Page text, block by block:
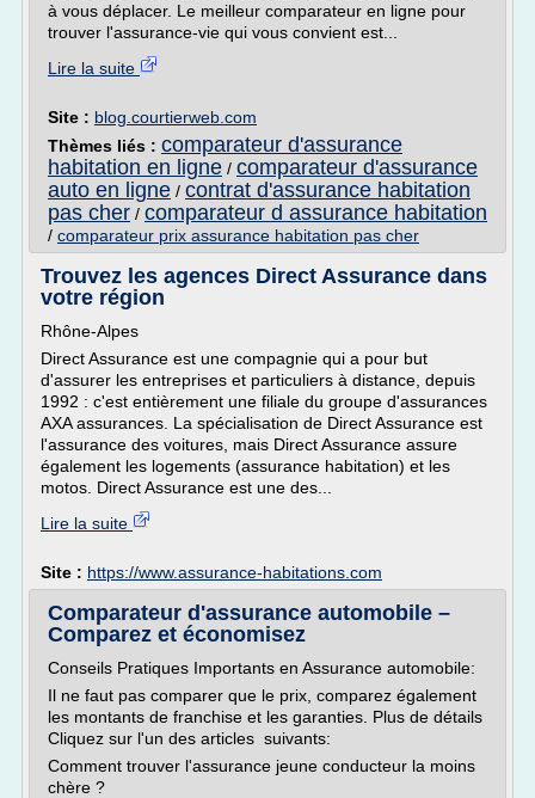
à vous déplacer. Le meilleur comparateur en ligne pour
trouver l'assurance-vie qui vous convient est...
Lire la suite
Site : blog.courtierweb.com
Thèmes liés : comparateur d'assurance
habitation en ligne / comparateur d'assurance
auto en ligne / contrat d'assurance habitation
pas cher / comparateur d assurance habitation
/ comparateur prix assurance habitation pas cher
Trouvez les agences Direct Assurance dans
votre région
Rhône-Alpes
Direct Assurance est une compagnie qui a pour but
d'assurer les entreprises et particuliers à distance, depuis
1992 : c'est entièrement une filiale du groupe d'assurances
AXA assurances. La spécialisation de Direct Assurance est
l'assurance des voitures, mais Direct Assurance assure
également les logements (assurance habitation) et les
motos. Direct Assurance est une des...
Lire la suite
Site : https://www.assurance-habitations.com
Comparateur d'assurance automobile –
Comparez et économisez
Conseils Pratiques Importants en Assurance automobile:
Il ne faut pas comparer que le prix, comparez également
les montants de franchise et les garanties. Plus de détails
Cliquez sur l'un des articles suivants:
Comment trouver l'assurance jeune conducteur la moins
chère ?